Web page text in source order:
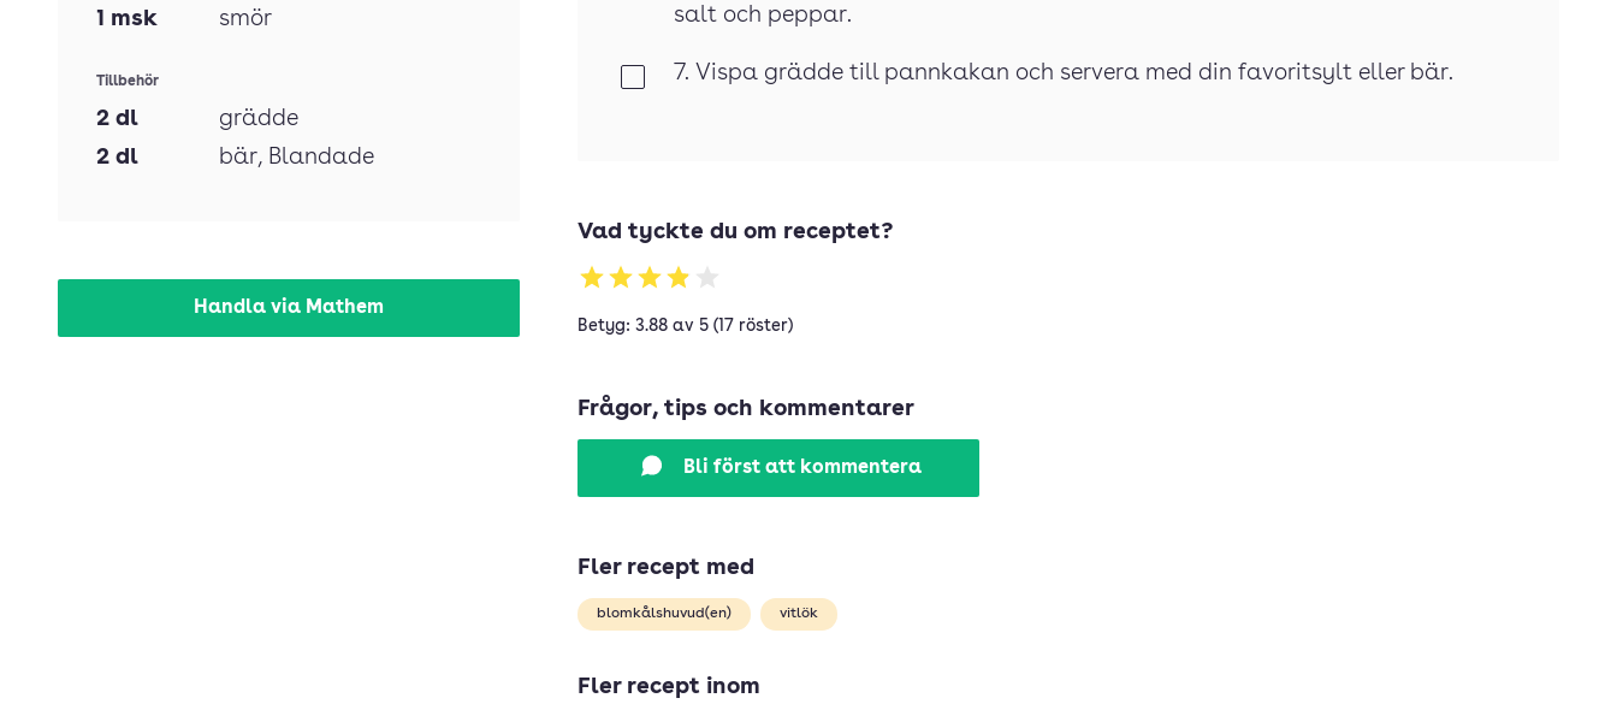
1 msk smör
Tillbehör
2 dl
grädde
2 dl bär, Blandade
Handla via Mathem
salt och peppar.
7. Vispa grädde till pannkakan och servera med din favoritsylt eller bär.
Vad tyckte du om receptet?
Betyg: 3.88 av 5 (17 röster)
Frågor, tips och kommentarer
Bli först att kommentera
Fler recept med
blomkålshuvud(en) vitlök
Fler recept inom